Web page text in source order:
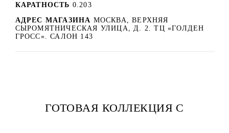
КАРАТНОСТЬ 0.203
АДРЕС МАГАЗИНА МОСКВА, ВЕРХНЯЯ
СЫРОМЯТНИЧЕСКАЯ УЛИЦА, Д. 2. ТЦ «ГОЛДЕН
ГРОСС». САЛОН 143
ГОТОВАЯ КОЛЛЕКЦИЯ С